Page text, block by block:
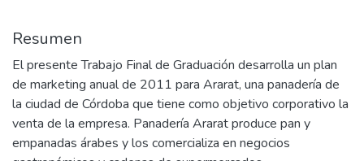
Resumen
El presente Trabajo Final de Graduación desarrolla un plan
de marketing anual de 2011 para Ararat, una panadería de
la ciudad de Córdoba que tiene como objetivo corporativo la
venta de la empresa. Panadería Ararat produce pan y
empanadas árabes y los comercializa en negocios